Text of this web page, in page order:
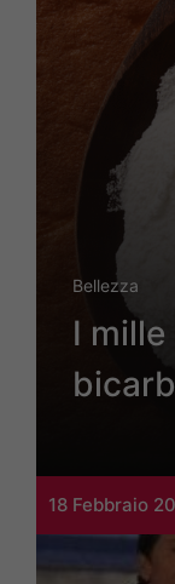
Bellezza
I
18 Febbraio